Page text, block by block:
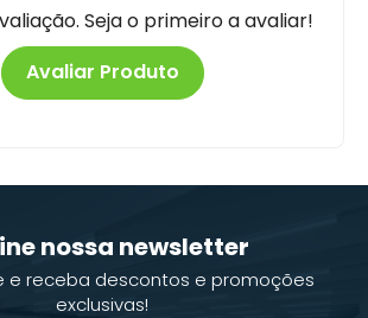
Seja o primeiro a avaliar!
Avaliar Produto
nossa newsletter
e receba descontos e promoções
exclusivas!